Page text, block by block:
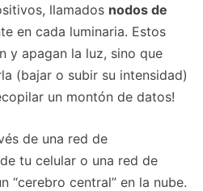
llamados nodos de
en cada luminaria. Estos
y apagan la luz, sino que
(bajar o subir su intensidad)
un montón de datos!
de una red de
tu celular o una red de
“cerebro central” en la nube.